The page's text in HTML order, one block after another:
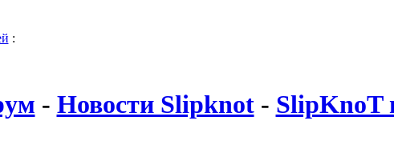
:
- Новости Slipknot- SlipKnoT